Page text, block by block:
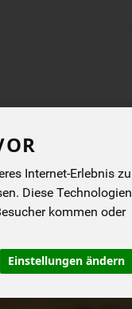
Internet-Erlebnis zu
Diese Technologien
kommen oder
Einstellungen ändern